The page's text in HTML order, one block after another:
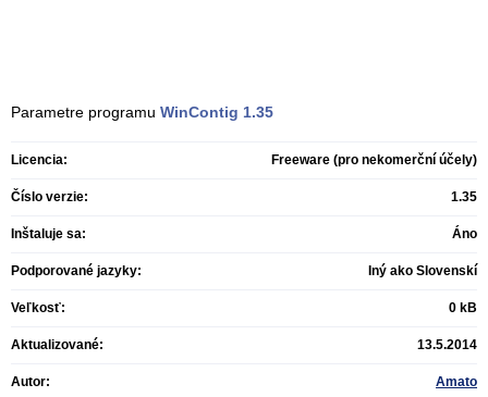
Parametre programu WinContig 1.35
Licencia: Freeware (pro nekomerční účely)
Číslo verzie: 1.35
Inštaluje sa: Áno
Podporované jazyky: Iný ako Slovenskí
Veľkosť: 0 kB
Aktualizované: 13.5.2014
Autor: Amato